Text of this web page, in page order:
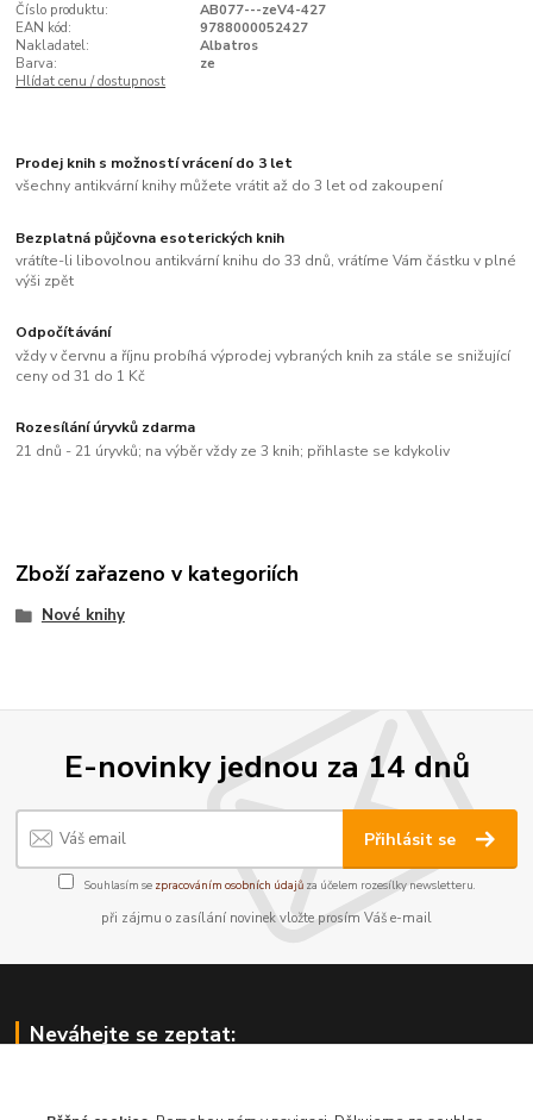
Číslo produktu:
AB077---zeV4-427
EAN kód:
9788000052427
Nakladatel:
Albatros
Barva:
ze
Hlídat cenu / dostupnost
Prodej knih s možností vrácení do 3 let
všechny antikvární knihy můžete vrátit až do 3 let od zakoupení
Bezplatná půjčovna esoterických knih
vrátíte-li libovolnou antikvární knihu do 33 dnů, vrátíme Vám částku v plné
výši zpět
Odpočítávání
vždy v červnu a říjnu probíhá výprodej vybraných knih za stále se snižující
ceny od 31 do 1 Kč
Rozesílání úryvků zdarma
21 dnů - 21 úryvků; na výběr vždy ze 3 knih; přihlaste se kdykoliv
Zboží zařazeno v kategoriích
Nové knihy
E-novinky jednou za 14 dnů
Přihlásit se
Souhlasím se zpracováním osobních údajůza účelem rozesílky newsletteru.
při zájmu o zasílání novinek vložte prosím Váš e-mail
Neváhejte se zeptat: